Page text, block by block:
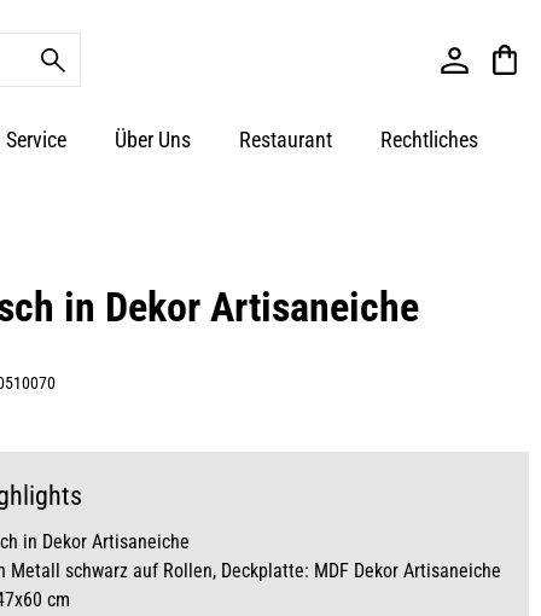
Service Über Uns Restaurant Rechtliches
in Dekor Artisaneiche
in Dekor Artisaneiche
Metall schwarz auf Rollen, Deckplatte: MDF Dekor Artisaneiche
cm